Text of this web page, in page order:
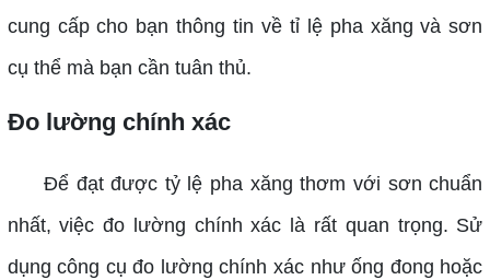
cung cấp cho bạn thông tin về tỉ lệ pha xăng và sơn
cụ thể mà bạn cần tuân thủ.
Đo lường chính xác
Để đạt được tỷ lệ pha xăng thơm với sơn chuẩn
nhất, việc đo lường chính xác là rất quan trọng. Sử
dụng công cụ đo lường chính xác như ống đong hoặc